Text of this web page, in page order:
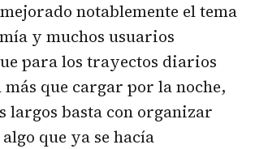
notablemente el tema
y muchos usuarios
para los trayectos diarios
más que cargar por la noche,
largos basta con organizar
que ya se hacía